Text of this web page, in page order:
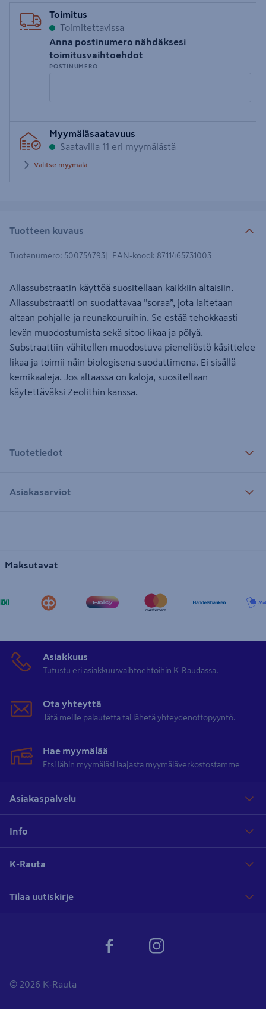
Toimitus
Toimitettavissa
Anna postinumero nähdäksesi
toimitusvaihtoehdot
POSTINUMERO
postinumero
Myymäläsaatavuus
Saatavilla 11 eri myymälästä
Valitse myymälä
Tuotteen kuvaus
Tuotenumero: 500754793 EAN-koodi: 8711465731003
Allassubstraatin käyttöä suositellaan kaikkiin altaisiin.
Allassubstraatti on suodattavaa ”soraa”, jota laitetaan
altaan pohjalle ja reunakouruihin. Se estää tehokkaasti
levän muodostumista sekä sitoo likaa ja pölyä.
Substraattiin vähitellen muodostuva pieneliöstö käsittelee
likaa ja toimii näin biologisena suodattimena. Ei sisällä
kemikaaleja. Jos altaassa on kaloja, suositellaan
käytettäväksi Zeolithin kanssa.
Tuotetiedot
Asiakasarviot
Maksutavat
Asiakkuus
Tutustu eri asiakkuusvaihtoehtoihin K-Raudassa.
Ota yhteyttä
Jätä meille palautetta tai lähetä yhteydenottopyyntö.
Hae myymälää
Etsi lähin myymäläsi laajasta myymäläverkostostamme
Asiakaspalvelu
Info
K-Rauta
Tilaa uutiskirje
© 2026 K-Rauta